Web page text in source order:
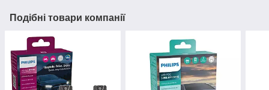
Подібні товари компанії